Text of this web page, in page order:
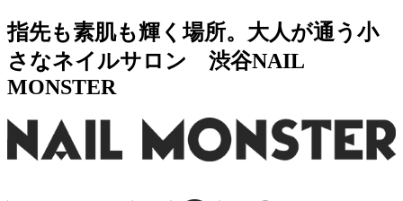
指先も素肌も輝く場所。大人が通う小
さなネイルサロン 渋谷NAIL
MONSTER